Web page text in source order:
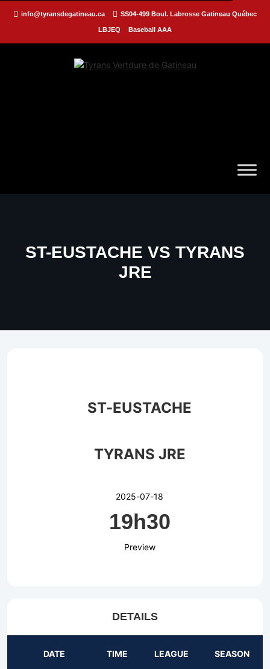
info@tyransdegatineau.ca SS04-499 Boul. Labrosse Gatineau Québec
LBJEQ Baseball AAA
ST-EUSTACHE VS TYRANS
JRE
ST-EUSTACHE
TYRANS JRE
2025-07-18
19h30
Preview
DETAILS
DATE TIME LEAGUE SEASON